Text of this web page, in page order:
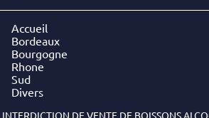
Accueil
Bordeaux
Bourgogne
Rhone
Sud
Divers